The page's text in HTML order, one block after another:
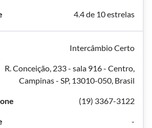
4.4 de 10 estrelas
Intercâmbio Certo
R. Conceição, 233 - sala 916 - Centro,
Campinas - SP, 13010-050, Brasil
(19) 3367-3122
-